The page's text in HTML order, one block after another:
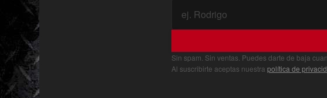
Sin spam. Sin ventas. Puedes darte de baja
Al suscribirte aceptas nuestra política de